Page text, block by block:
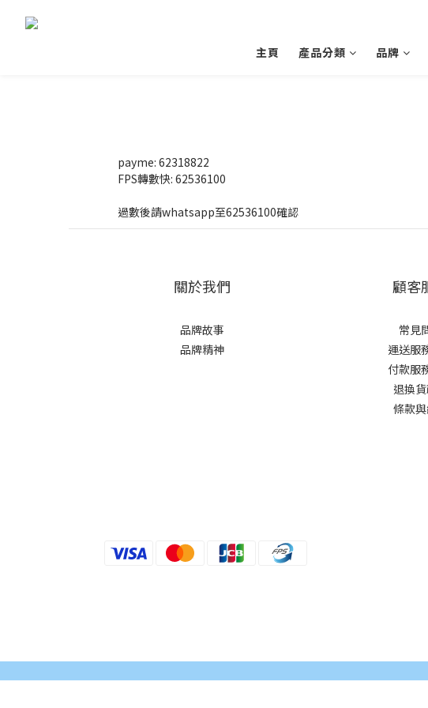
主頁
產品分類 品牌
payme: 62318822
FPS轉數快: 62536100
過數後請whatsapp至62536100確認
關於我們
品牌故事
品牌精神
顧客
常見
運送服
付款服
退換
條款